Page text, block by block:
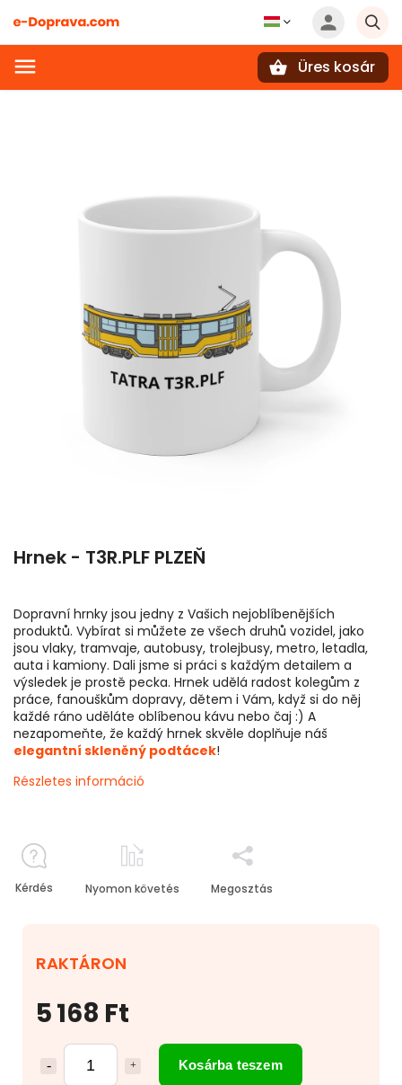
Üres kosár
Hrnek - T3R.PLF PLZEŇ
5 168 Ft
Kosárba teszem
RAKTÁRON
Dopravní hrnky jsou jedny z Vašich nejoblíbenějších
produktů. Vybírat si můžete ze všech druhů vozidel, jako
jsou vlaky, tramvaje, autobusy, trolejbusy, metro, letadla,
auta i kamiony. Dali jsme si práci s každým detailem a
výsledek je prostě pecka. Hrnek udělá radost kolegům z
práce, fanouškům dopravy, dětem i Vám, když si do něj
každé ráno uděláte oblíbenou kávu nebo čaj :) A
nezapomeňte, že každý hrnek skvěle doplňuje náš
elegantní skleněný podtácek!
Részletes információ
Kérdés Nyomon követés Megosztás